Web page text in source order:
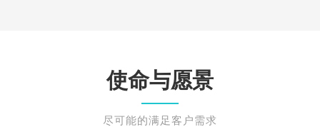
使命与愿景
尽可能的满足客户需求